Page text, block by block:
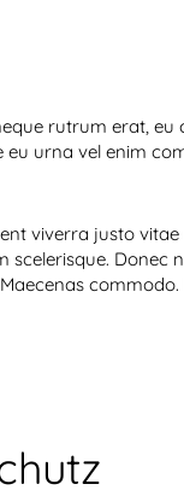
rutrum erat,
urna vel enim
viverra justo
Donec